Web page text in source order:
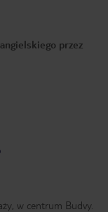
przez
w centrum Budvy.